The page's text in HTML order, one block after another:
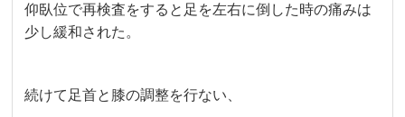
仰臥位で再検査をすると足を左右に倒した時の痛みは
少し緩和された。
続けて足首と膝の調整を行ない、